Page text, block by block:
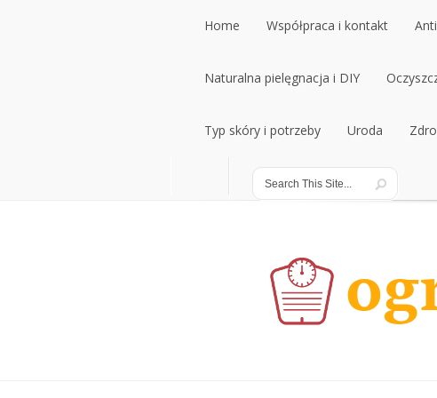
Home
Home
Współpraca i kontakt
Współpraca i kontakt
Naturalna pielęgnacja i DIY
Naturalna pielęgnacja i DIY
Typ skóry i potrzeby
Typ skóry i potrzeby
Uroda
Uroda